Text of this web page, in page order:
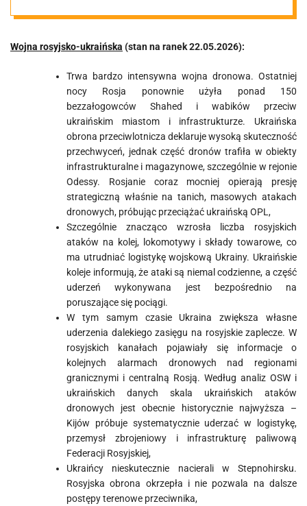
22.05.2026
Wojna rosyjsko-ukraińska (stan na ranek 22.05.2026):
Trwa bardzo intensywna wojna dronowa. Ostatniej
nocy Rosja ponownie użyła ponad 150
bezzałogowców Shahed i wabików przeciw
ukraińskim miastom i infrastrukturze. Ukraińska
obrona przeciwlotnicza deklaruje wysoką skuteczność
przechwyceń, jednak część dronów trafiła w obiekty
infrastrukturalne i magazynowe, szczególnie w rejonie
Odessy. Rosjanie coraz mocniej opierają presję
strategiczną właśnie na tanich, masowych atakach
dronowych, próbując przeciążać ukraińską OPL,
Szczególnie znacząco wzrosła liczba rosyjskich
ataków na kolej, lokomotywy i składy towarowe, co
ma utrudniać logistykę wojskową Ukrainy. Ukraińskie
koleje informują, że ataki są niemal codzienne, a część
uderzeń wykonywana jest bezpośrednio na
poruszające się pociągi.
W tym samym czasie Ukraina zwiększa własne
uderzenia dalekiego zasięgu na rosyjskie zaplecze. W
rosyjskich kanałach pojawiały się informacje o
kolejnych alarmach dronowych nad regionami
granicznymi i centralną Rosją. Według analiz OSW i
ukraińskich danych skala ukraińskich ataków
dronowych jest obecnie historycznie najwyższa –
Kijów próbuje systematycznie uderzać w logistykę,
przemysł zbrojeniowy i infrastrukturę paliwową
Federacji Rosyjskiej,
Ukraińcy nieskutecznie nacierali w Stepnohirsku.
Rosyjska obrona okrzepła i nie pozwala na dalsze
postępy terenowe przeciwnika,